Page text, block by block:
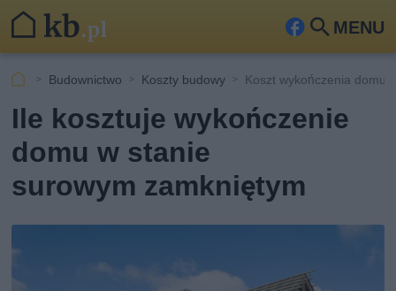
MENU
Fa
ook
Szu
kaj
Budownictwo Koszty budowy Koszt wykończenia domu
Ile kosztuje wykończenie
domu w stanie
surowym zamkniętym